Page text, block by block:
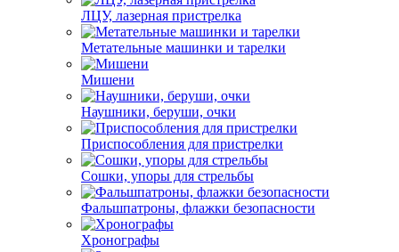
ЛЦУ, лазерная пристрелка
Метательные машинки и тарелки
Мишени
Наушники, беруши, очки
Приспособления для пристрелки
Сошки, упоры для стрельбы
Фальшпатроны, флажки безопасности
Хронографы